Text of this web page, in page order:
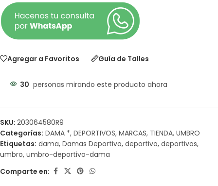
Agregar a Favoritos Guía de Talles
30 personas mirando este producto ahora
SKU: 203064580R9
Categorías: DAMA *, DEPORTIVOS, MARCAS, TIENDA, UMBRO
Etiquetas: dama, Damas Deportivo, deportivo, deportivos,
umbro, umbro-deportivo-dama
Comparte en: